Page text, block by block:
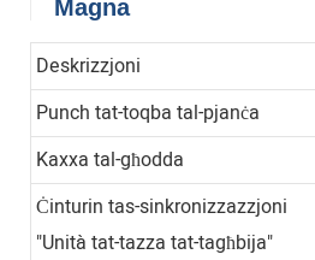
Magna
Deskrizzjoni
Punch tat-toqba tal-pjanċa
Kaxxa tal-għodda
Ċinturin tas-sinkronizzazzjoni
"Unità tat-tazza tat-tagħbija"